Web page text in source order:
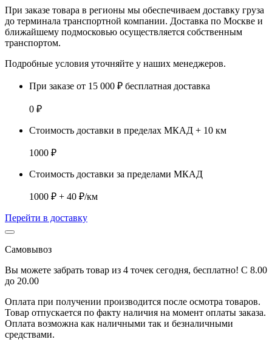
При заказе товара в регионы мы обеспечиваем доставку груза
до терминала транспортной компании. Доставка по Москве и
ближайшему подмосковью осуществляется собственным
транспортом.
Подробные условия уточняйте у наших менеджеров.
При заказе от 15 000 ₽ бесплатная доставка
0 ₽
Стоимость доставки в пределах МКАД + 10 км
1000 ₽
Стоимость доставки за пределами МКАД
1000 ₽ + 40 ₽/км
Перейти в доставку
Самовывоз
Вы можете забрать товар из 4 точек сегодня, бесплатно! С 8.00
до 20.00
Оплата при получении производится после осмотра товаров.
Товар отпускается по факту наличия на момент оплаты заказа.
Оплата возможна как наличными так и безналичными
средствами.